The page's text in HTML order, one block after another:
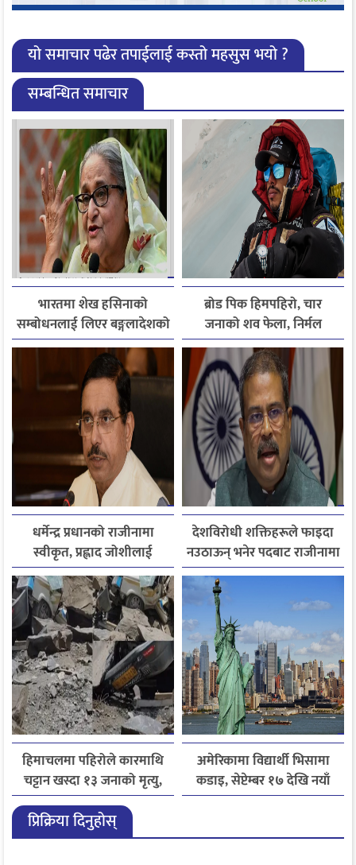
यो समाचार पढेर तपाईलाई कस्तो महसुस भयो ?
सम्बन्धित समाचार
भारतमा शेख हसिनाको
सम्बोधनलाई लिएर बङ्गलादेशको
आपत्ति
ब्रोड पिक हिमपहिरो, चार
जनाको शव फेला, निर्मल
पुर्जासहित ६ जना अझै बेपत्ता,
खोजी कार्य रातभरीका लागि
स्थगित
धर्मेन्द्र प्रधानको राजीनामा
स्वीकृत, प्रह्लाद जोशीलाई
शिक्षामन्त्रीको अतिरिक्त
जिम्मेवारी
देशविरोधी शक्तिहरूले फाइदा
नउठाऊन् भनेर पदबाट राजीनामा
दिएको हुँः धर्मेन्द्र प्रधान
हिमाचलमा पहिरोले कारमाथि
चट्टान खस्दा १३ जनाको मृत्यु,
दुई घाइते
अमेरिकामा विद्यार्थी भिसामा
कडाइ, सेप्टेम्बर १७ देखि नयाँ
नियम लागू
प्रिक्रिया दिनुहोस्